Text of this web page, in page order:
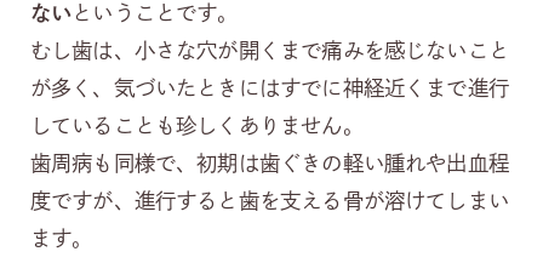
ない ということです。
むし歯は、小さな穴が開くまで痛みを感じないこと
が多く、気づいたときにはすでに神経近くまで進行
していることも珍しくありません。
歯周病も同様で、初期は歯ぐきの軽い腫れや出血程
度ですが、進行すると歯を支える骨が溶けてしまい
ます。